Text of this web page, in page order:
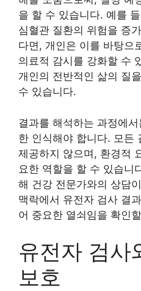
을 할 수 있습니다. 예를
심혈관 질환의 위험을 증
다면, 개인은 이를 바탕으
의료적 감시를 강화할 수
개인의 전반적인 삶의 질
수 있습니다.
결과를 해석하는 과정에
한 인식해야 합니다. 모든
제공하지 않으며, 환경적
요한 역할을 할 수 있습니
해 건강 전문가와의 상담
맥락에서 유전자 검사 결
어 중요한 열쇠임을 확인
유전자 검사
보호